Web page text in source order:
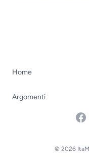
Home
Argomenti
© 2026